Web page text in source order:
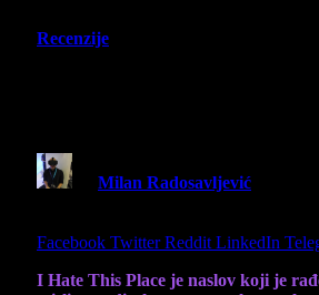
Recenzije
Milan Radosavljević
Facebook Twitter Reddit LinkedIn
I Hate This Place je naslov koji je